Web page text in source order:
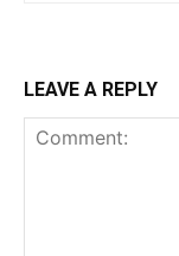
LEAVE A REPLY